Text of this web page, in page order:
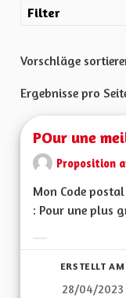
Filter
Vorschläge
Ergebnisse pro
POur une
Proposition
Mon Code
: Pour une plus
ERSTELLT AM
28/04/2023